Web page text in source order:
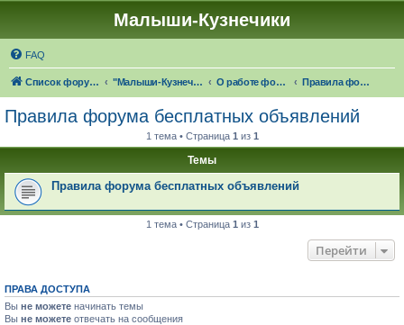
Малыши-Кузнечики
FAQ
Список форумов "Малыши-Кузнечики" (18+) О работе форума "Малыши-Кузнечики" Правила форума бесплатных объявлений
Правила форума бесплатных объявлений
1 тема • Страница 1 из 1
Темы
Правила форума бесплатных объявлений
1 тема • Страница 1 из 1
Перейти
ПРАВА ДОСТУПА
Вы не можете начинать темы
Вы не можете отвечать на сообщения